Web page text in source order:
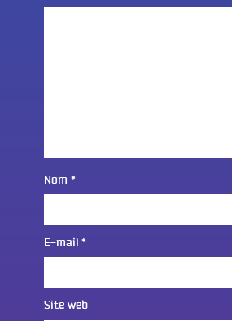
Nom *
E-mail *
Site web